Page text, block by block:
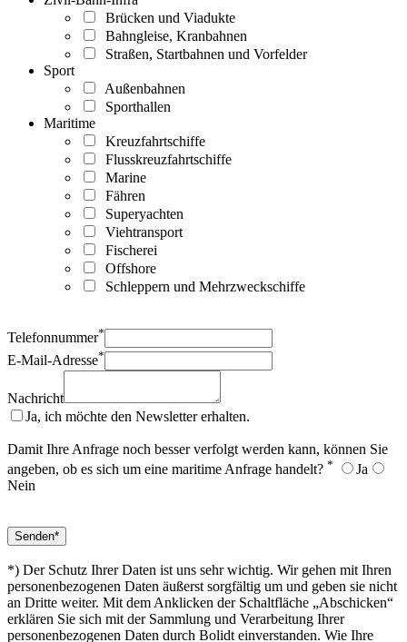
Brücken und Viadukte
Bahngleise, Kranbahnen
Straßen, Startbahnen und Vorfelder
Sport
Außenbahnen
Sporthallen
Maritime
Kreuzfahrtschiffe
Flusskreuzfahrtschiffe
Marine
Fähren
Superyachten
Viehtransport
Fischerei
Offshore
Schleppern und Mehrzweckschiffe
Telefonnummer*
E-Mail-Adresse*
Nachricht
Ja, ich möchte den Newsletter erhalten.
Damit Ihre Anfrage noch besser verfolgt werden kann, können Sie
angeben, ob es sich um eine maritime Anfrage handelt? *
Ja
Nein
*) Der Schutz Ihrer Daten ist uns sehr wichtig. Wir gehen mit Ihren
personenbezogenen Daten äußerst sorgfältig um und geben sie nicht
an Dritte weiter. Mit dem Anklicken der Schaltfläche „Abschicken“
erklären Sie sich mit der Sammlung und Verarbeitung Ihrer
personenbezogenen Daten durch Bolidt einverstanden. Wie Ihre